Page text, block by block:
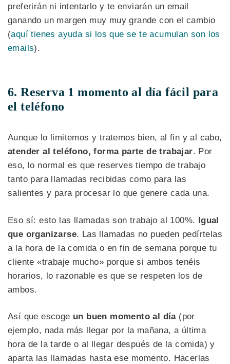
preferirán ni intentarlo y te enviarán un email
ganando un margen muy muy grande con el cambio
(aquí tienes ayuda si los que se te acumulan son los
emails).
6. Reserva 1 momento al día fácil para
el teléfono
Aunque lo limitemos y tratemos bien, al fin y al cabo,
atender al teléfono, forma parte de trabajar. Por
eso, lo normal es que reserves tiempo de trabajo
tanto para llamadas recibidas como para las
salientes y para procesar lo que genere cada una.
Eso sí: esto las llamadas son trabajo al 100%. Igual
que organizarse. Las llamadas no pueden pedírtelas
a la hora de la comida o en fin de semana porque tu
cliente «trabaje mucho» porque si ambos tenéis
horarios, lo razonable es que se respeten los de
ambos.
Así que escoge un buen momento al día(por
ejemplo, nada más llegar por la mañana, a última
hora de la tarde o al llegar después de la comida) y
aparta las llamadas hasta ese momento. Hacerlas